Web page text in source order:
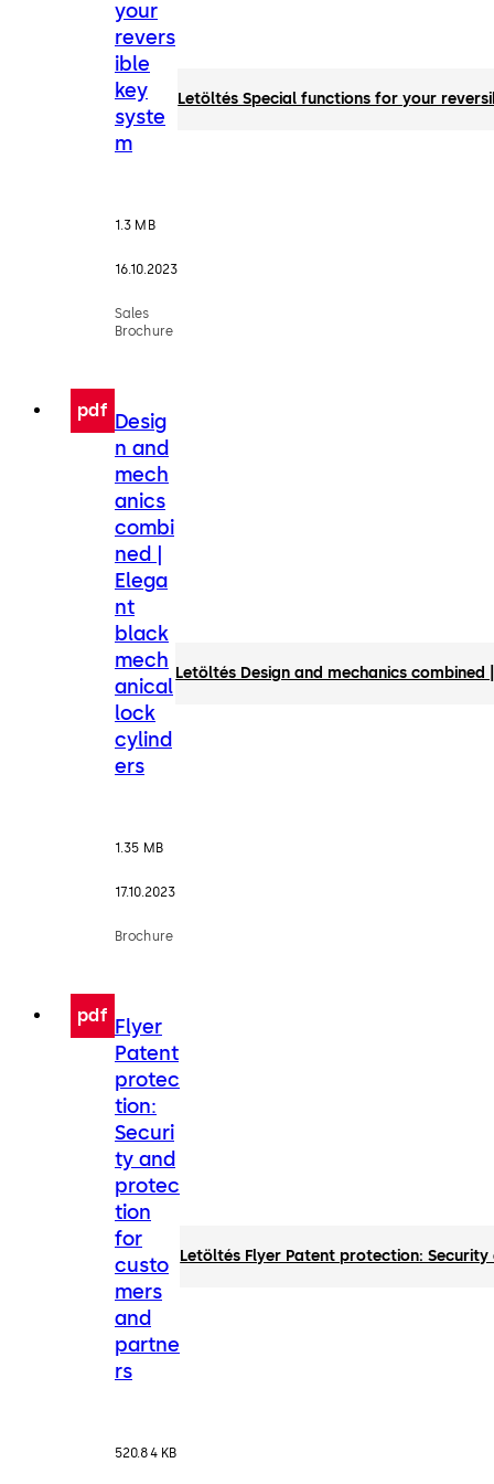
your
revers
ible
key
syste
m
1.3 MB
16.10.2023
Sales
Brochure
Letöltés Special functions for your
pdf Desig
n and
mech
anics
combi
ned |
Elega
nt
black
mech
anical
lock
cylind
ers
1.35 MB
17.10.2023
Brochure
Letöltés Design and mechanics
pdf Flyer
Patent
protec
tion:
Securi
ty and
protec
tion
for
custo
mers
and
partne
rs
520.84 KB
Letöltés Flyer Patent protection: